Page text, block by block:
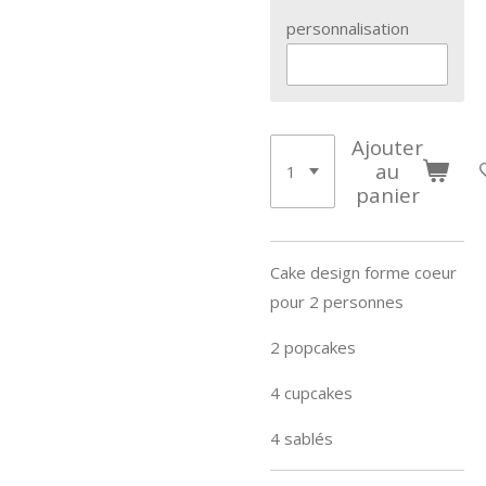
personnalisation
Ajouter
au
panier
Cake design forme coeur
pour 2 personnes
2 popcakes
4 cupcakes
4 sablés